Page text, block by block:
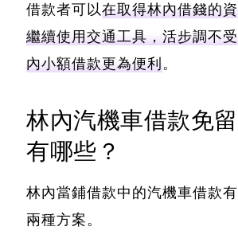
借款者可以在取得林內借錢的
繼續使用交通工具，活步調不
內小額借款更為便利。
林內汽機車借款免
有哪些？
林內當鋪借款中的汽機車借款
兩種方案。